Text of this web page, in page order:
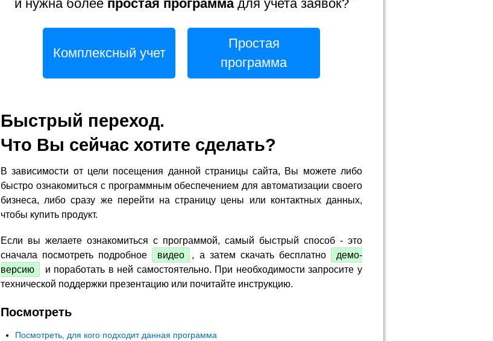
и нужна более простая программадля учета заявок?
Комплексный учет
Простая
программа
Быстрый переход.
Что Вы сейчас хотите сделать?
В зависимости от цели посещения данной страницы сайта, Вы можете либо
быстро ознакомиться с программным обеспечением для автоматизации своего
бизнеса, либо сразу же перейти на страницу цены или контактных данных,
чтобы купить продукт.
Если вы желаете ознакомиться с программой, самый быстрый способ - это
сначала посмотреть подробное
видео , а затем скачать бесплатно
демо-
версию
и поработать в ней самостоятельно. При необходимости запросите у
технической поддержки презентацию или почитайте инструкцию.
Посмотреть
Посмотреть, для кого подходит данная программа